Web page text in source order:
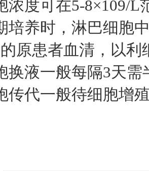
度可在5-8×109/L
养时，淋巴细胞中
原患者血清，以利
液一般每隔3天需
代一般待细胞增殖